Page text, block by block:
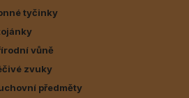
tyčinky
vůně
zvuky
předměty